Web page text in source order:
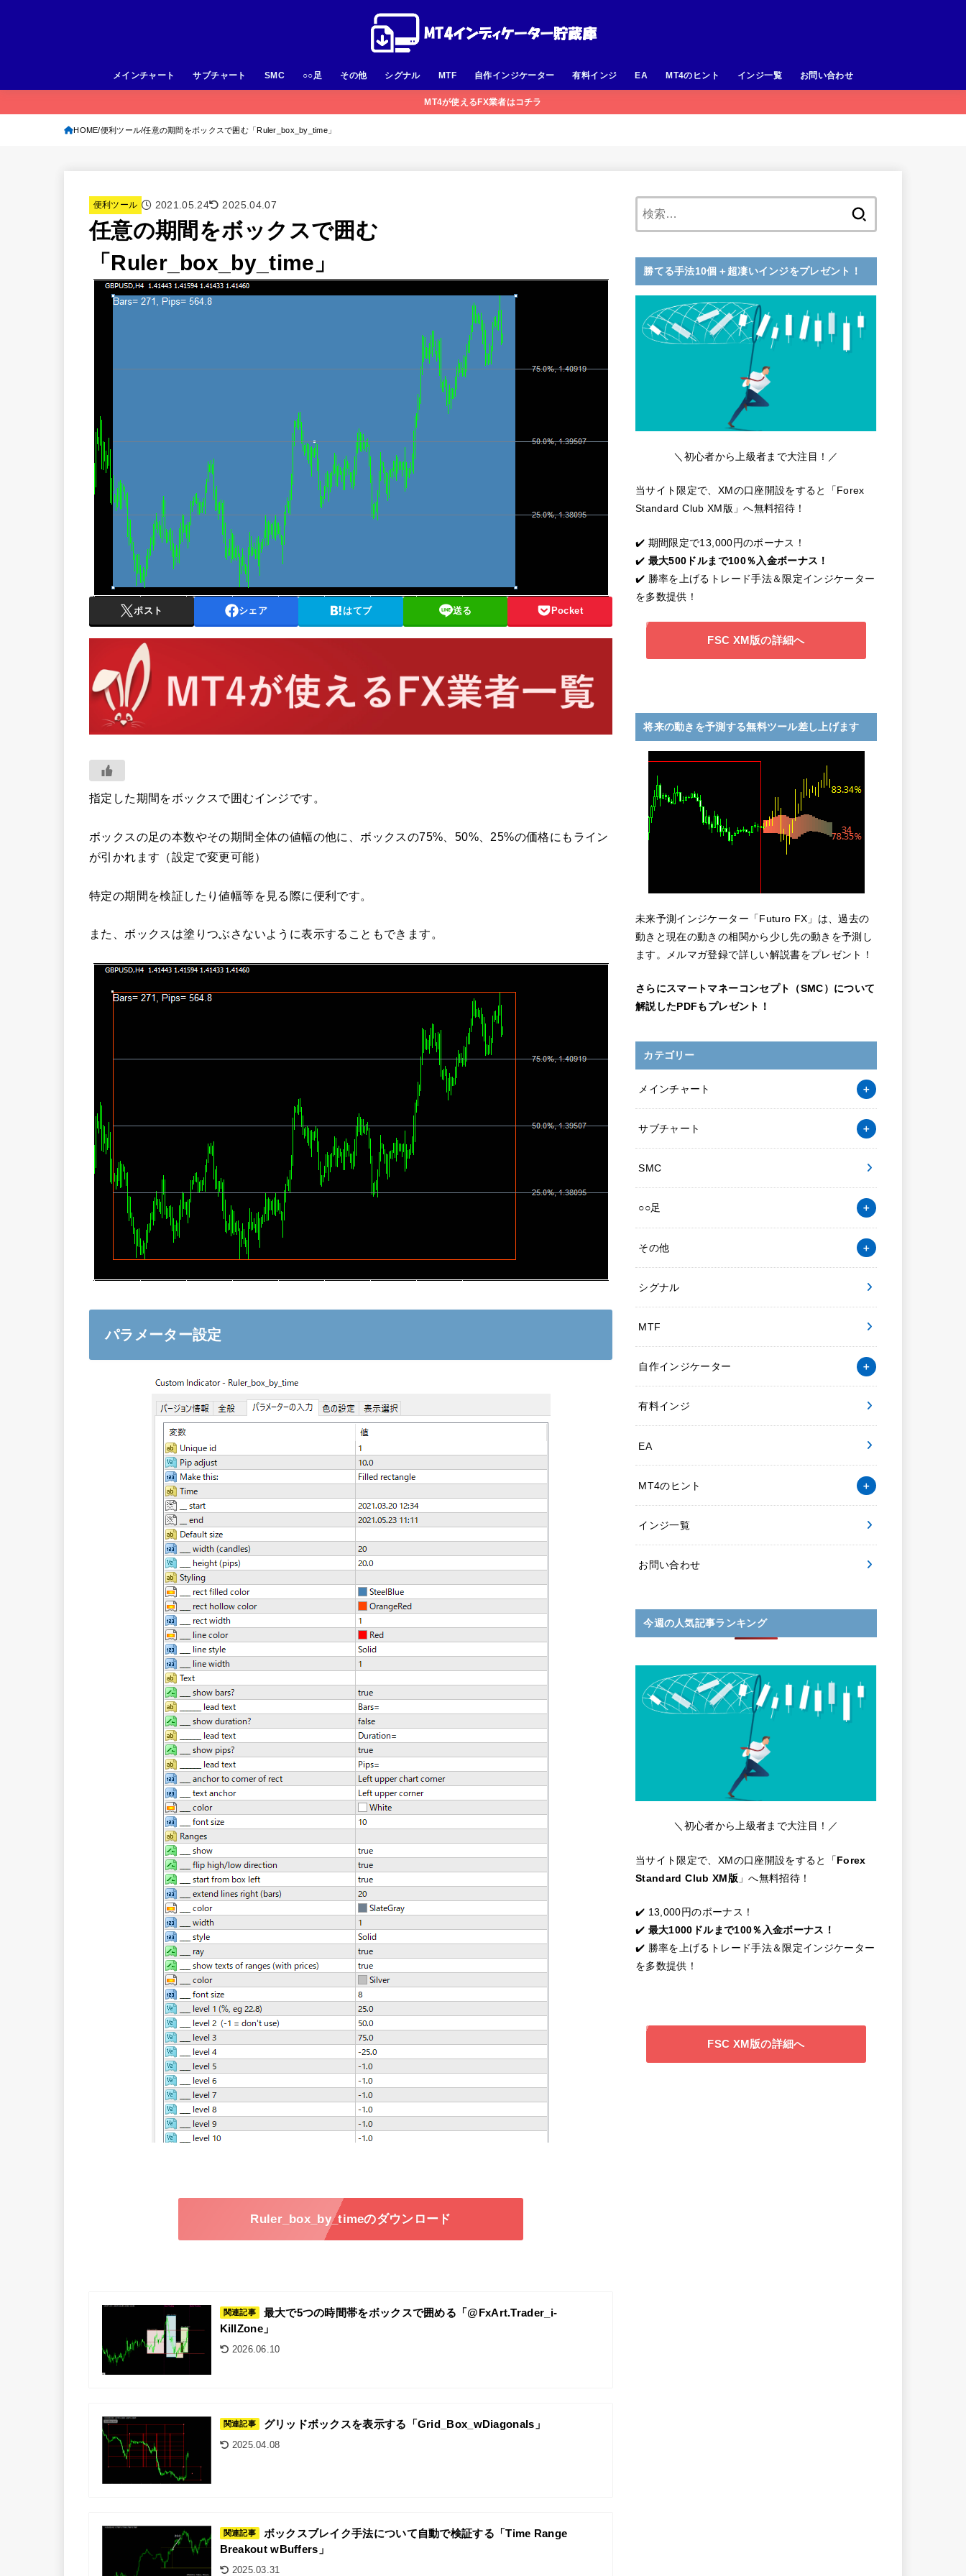
メインチャート サブチャート SMC ○○足 その他 シグナル MTF 自作インジケーター 有料インジ EA MT4のヒント インジ一覧 お問い合わせ
MT4が使えるFX業者はコチラ
HOME 便利ツール 任意の期間をボックスで囲む「Ruler_box_by_time」
便利ツール 2021.05.24 2025.04.07
任意の期間をボックスで囲む
「Ruler_box_by_time」
ポスト シェア はてブ 送る Pocket
指定した期間をボックスで囲むインジです。
ボックスの足の本数やその期間全体の値幅の他に、ボックスの75%、50%、25%の価格にもライン
が引かれます（設定で変更可能）
特定の期間を検証したり値幅等を見る際に便利です。
また、ボックスは塗りつぶさないように表示することもできます。
パラメーター設定
Ruler_box_by_timeのダウンロード
関連記事
最大で5つの時間帯をボックスで囲める「@FxArt.Trader_i-
KillZone」
2026.06.10
関連記事 グリッドボックスを表示する「Grid_Box_wDiagonals」
2025.04.08
関連記事
ボックスブレイク手法について自動で検証する「Time Range
Breakout wBuffers」
2025.03.31
勝てる手法10個＋超凄いインジをプレゼント！
＼初心者から上級者まで大注目！／
当サイト限定で、XMの口座開設をすると「Forex
Standard Club XM版」へ無料招待！
✔️ 期間限定で13,000円のボーナス！
✔️ 最大500ドルまで100％入金ボーナス！
✔️ 勝率を上げるトレード手法＆限定インジケーター
を多数提供！
FSC XM版の詳細へ
将来の動きを予測する無料ツール差し上げます
未来予測インジケーター「Futuro FX」は、過去の
動きと現在の動きの相関から少し先の動きを予測し
ます。メルマガ登録で詳しい解説書をプレゼント！
さらにスマートマネーコンセプト（SMC）について
解説したPDFもプレゼント！
カテゴリー
メインチャート
サブチャート
SMC
○○足
その他
シグナル
MTF
自作インジケーター
有料インジ
EA
MT4のヒント
インジ一覧
お問い合わせ
今週の人気記事ランキング
＼初心者から上級者まで大注目！／
当サイト限定で、XMの口座開設をすると「Forex
Standard Club XM版 」へ無料招待！
✔️ 13,000円のボーナス！
✔️ 最大1000ドルまで100％入金ボーナス！
✔️ 勝率を上げるトレード手法＆限定インジケーター
を多数提供！
FSC XM版の詳細へ